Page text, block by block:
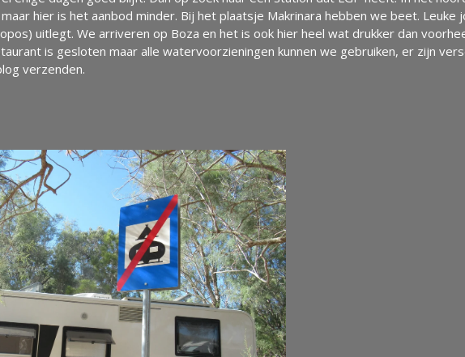
hier is het aanbod minder. Bij het plaatsje Makrinara hebben we beet. Leuke
uitlegt. We arriveren op Boza en het is ook hier heel wat drukker dan
is gesloten maar alle watervoorzieningen kunnen we gebruiken, er zijn
verzenden.